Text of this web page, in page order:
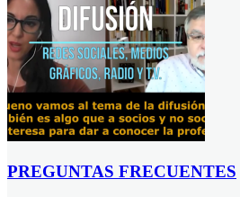
PREGUNTAS FRECUENTES